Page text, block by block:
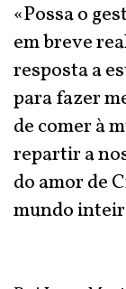
«Possa o
em breve
resposta a
para fazer
de comer à
repartir a
do amor de
mundo